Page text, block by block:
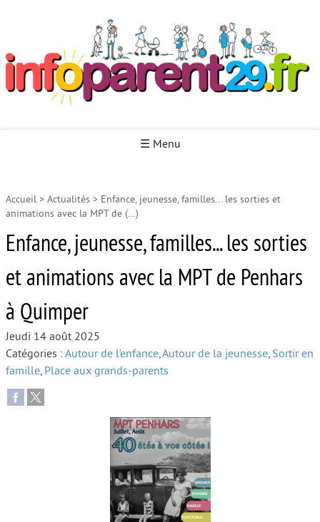
☰ Menu
Accueil
Autour de la petite enfance
Autour de l’enfance
Protéger les enfants
Face au deuil
Sortir en famille
Vie de couple
Aide aux parents
Accueil > Actualités > Enfance, jeunesse, familles... les sorties et
animations avec la MPT de (…)
Enfance, jeunesse, familles... les sorties
et animations avec la MPT de Penhars
à Quimper
Jeudi 14 août 2025
Catégories :Autour de l’enfance,Autour de la jeunesse, Sortir en
famille, Place aux grands-parents